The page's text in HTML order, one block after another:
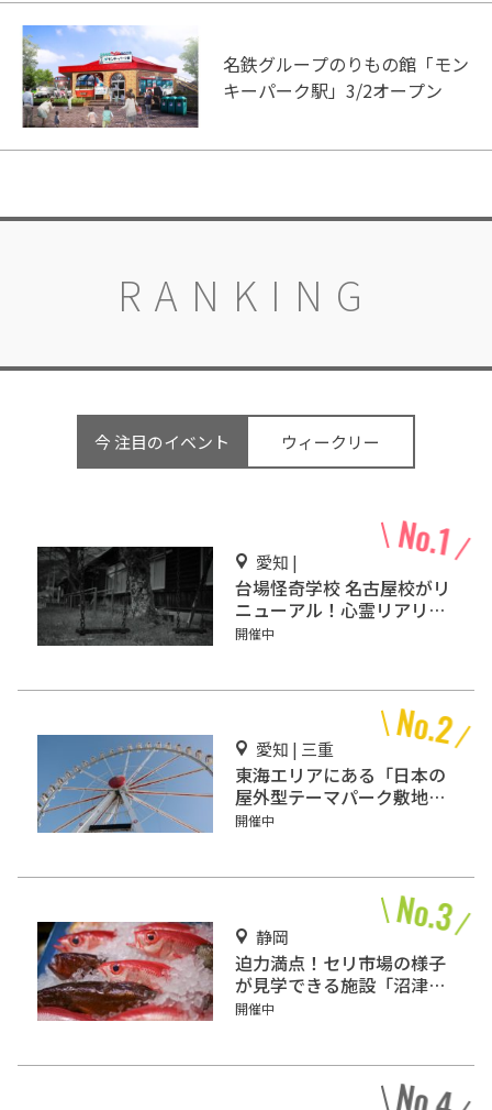
名鉄グループのりもの館「モン
キーパーク駅」3/2オープン
RANKING
今 注目のイベント ウィークリー
愛知 |
台場怪奇学校 名古屋校がリ
ニューアル！心霊リアリテ
ィー型恐怖体験
開催中
愛知 | 三重
東海エリアにある「日本の
屋外型テーマパーク敷地面
積ランキング」入りしてい
開催中
静岡
迫力満点！セリ市場の様子
が見学できる施設「沼津魚
市場 INO」
開催中